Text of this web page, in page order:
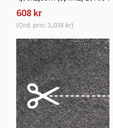
608 kr
(Ord. pris: 3,038 kr)